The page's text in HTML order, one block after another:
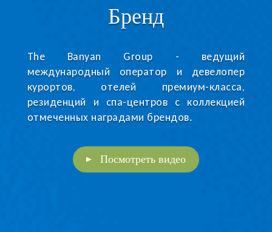
Бренд
The Banyan Group - ведущий
международный оператор и девелопер
курортов, отелей премиум-класса,
резиденций и спа-центров с коллекцией
отмеченных наградами брендов.
Посмотреть видео